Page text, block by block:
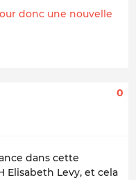
donc une nouvelle
0
dans cette
Elisabeth Levy, et cela